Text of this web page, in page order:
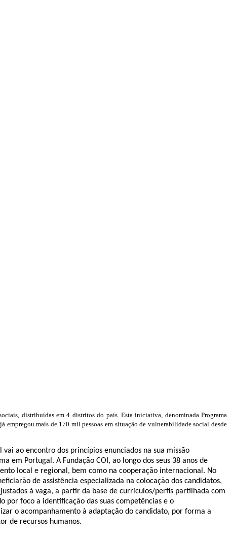
distribuídas em 4 distritos do país. Esta iniciativa, denominada Programa
empregou mais de 170 mil pessoas em situação de vulnerabilidade social desde
ao encontro dos princípios enunciados na sua missão
em Portugal. A Fundação COI, ao longo dos seus 38 anos de
local e regional, bem como na cooperação internacional. No
de assistência especializada na colocação dos candidatos,
à vaga, a partir da base de currículos/perfis partilhada com
por foco a identificação das suas competências e o
o acompanhamento à adaptação do candidato, por forma a
de recursos humanos.